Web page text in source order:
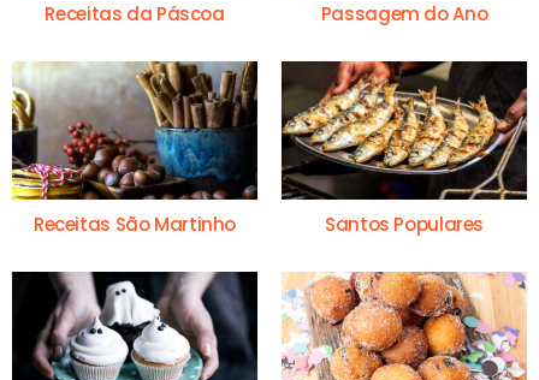
Receitas da Páscoa Passagem do Ano
Receitas São Martinho Santos Populares